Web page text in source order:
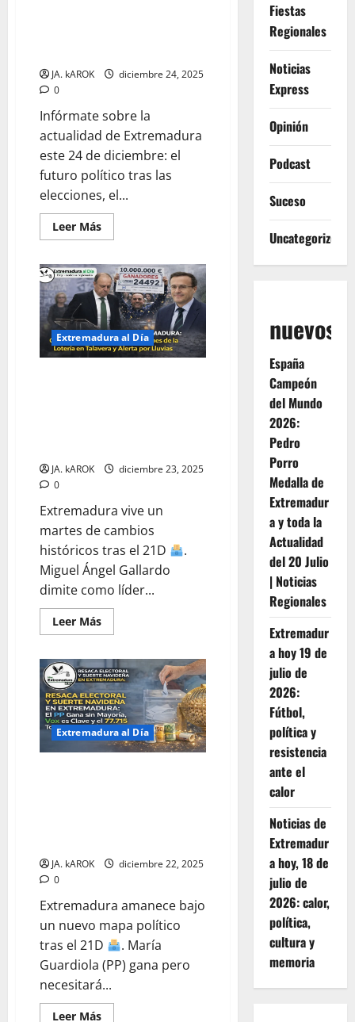
Récord
JA. kAROK
diciembre 24, 2025
0
Infórmate sobre la
actualidad de Extremadura
este 24 de diciembre: el
futuro político tras las
elecciones, el...
Leer MásLeer
más
Extremadura
al
Día:
Claves
políticas,
sociales
y
meteorológicas
para
Extremadura al Día
JA. kAROK
diciembre 23, 2025
0
Extremadura vive un
martes de cambios
históricos tras el 21D
.
Miguel Ángel Gallardo
dimite como líder...
Leer MásLeer
más
TERREMOTO
POLÍTICO
EN
EXTREMADURA:
Gallardo
Dimite
tras
el
21D,
Lluvias
Extremadura al Día
JA. kAROK
diciembre 22, 2025
0
Extremadura amanece bajo
un nuevo mapa político
tras el 21D
. María
Guardiola (PP) gana pero
necesitará...
Leer MásLeer
Fiestas
Regionales
Noticias
Express
Opinión
Podcast
Suceso
Uncategorized
nuevos
España
Campeón
del Mundo
2026:
Pedro
Porro
Medalla de
Extremadur
a y toda la
Actualidad
del 20 Julio
| Noticias
Regionales
Extremadur
a hoy 19 de
julio de
2026:
Fútbol,
política y
resistencia
ante el
calor
Noticias de
Extremadur
a hoy, 18 de
julio de
2026: calor,
política,
cultura y
memoria